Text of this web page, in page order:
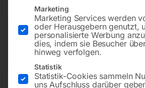
Preis auf Anfrage
Versandkosten Standard (Österreich):€
Bitte beachten Sie: Die Versandkosten
Andere Länder können abweichen.
Marketing
Marketing Services werden
oder Herausgebern genutzt,
personalisierte Werbung
dies, indem sie Besucher
hinweg verfolgen.
Statistik
Statistik-Cookies sammeln
uns Aufschluss darüber